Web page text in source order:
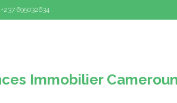
+237 695032634